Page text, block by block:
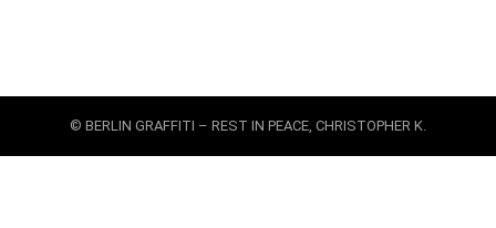
© BERLIN GRAFFITI – REST IN PEACE, CHRISTOPHER K.